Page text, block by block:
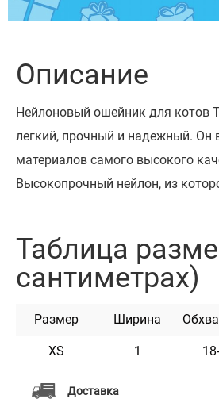
Доставка
Описание
Нейлоновый ошейник для котов
легкий, прочный и надежный. Он
материалов самого высокого
Высокопрочный нейлон, из
пряжкой, которая раскрывается
резинкой, что обеспечивает
и не боится воды. Он практичен
уходе. Доступен в разных
Таблица
сантиметрах)
Размер Ширина
XS 1